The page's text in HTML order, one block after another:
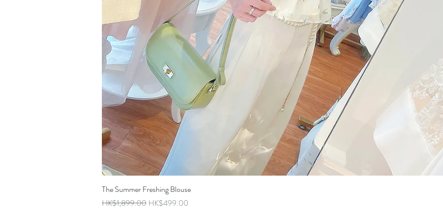
The Summer Freshing Blouse
Regular Price
HK$1,899.00 Sale Price
HK$499.00